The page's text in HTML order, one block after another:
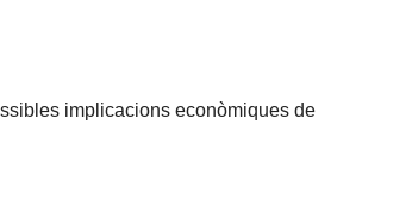
implicacions econòmiques de